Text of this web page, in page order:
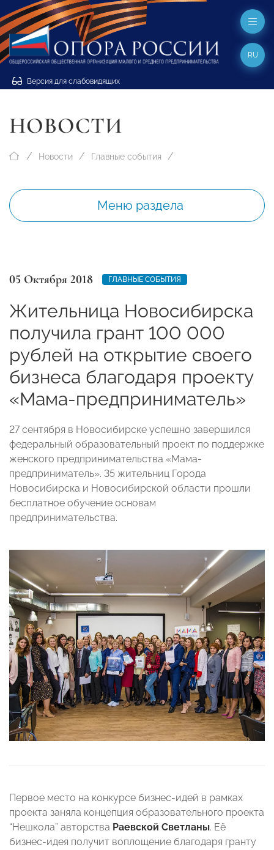
Версия для слабовидящих
RU
НОВОСТИ
Новости Главные события
Меню раздела
05 Октября 2018 ГЛАВНЫЕ СОБЫТИЯ
Жительница Новосибирска
получила грант 100 000
рублей на открытие своего
бизнеса благодаря проекту
«Мама-предприниматель»
27 сентября в Новосибирске успешно завершился
федеральный образовательный проект по поддержке
женского предпринимательства «Мама-
предприниматель». 35 жительниц Города
Новосибирска и Новосибирской области прошли
бесплатное обучение основам
предпринимательства.
Первое место на конкурсе бизнес-идей в рамках
проекта заняла концепция образовательного проекта
“Нешкола” авторства Раевской Светланы. Её
бизнес-идея получит воплощение благодаря гранту